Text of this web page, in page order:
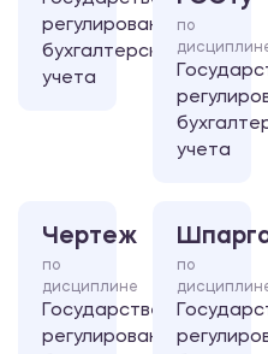
регулирование
бухгалтерского
учета
по
учета
Чертеж
по
дисциплине
Государственное
регулирование
по